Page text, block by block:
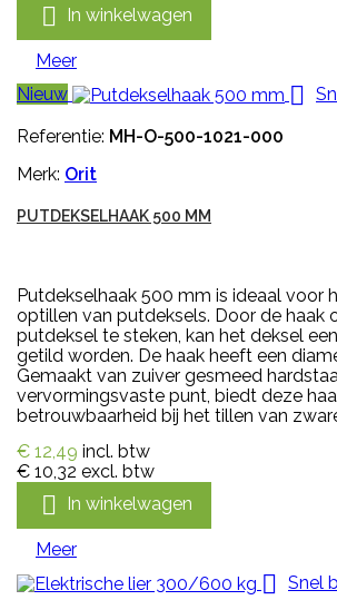
 In winkelwagen
Meer
Nieuw

Referentie: MH-O-500-1021-000
Merk: Orit
PUTDEKSELHAAK 500 MM
Putdekselhaak 500 mm is ideaal voor
optillen van putdeksels. Door de haak
putdeksel te steken, kan het deksel
getild worden. De haak heeft een
Gemaakt van zuiver gesmeed
vervormingsvaste punt, biedt deze
betrouwbaarheid bij het tillen van
€ 12,49 incl. btw
€ 10,32 excl. btw
 In winkelwagen
Meer
 Snel